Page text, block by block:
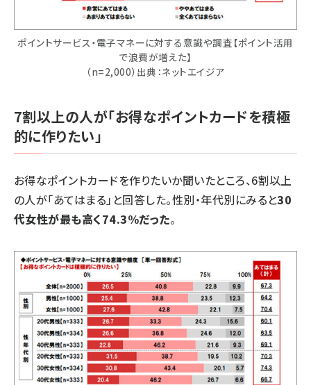
ポイントサービス・電子マネーに対する意識や調査【ポイント活用
で浪費が増えた】
（n=2,000）出典：ネットエイジア
7割以上の人が「お得なポイントカードを積極
的に作りたい」
お得なポイントカードを作りたいか聞いたところ、6割以上
の人が「あてはまる」と回答した。性別・年代別にみると30
代女性が最も高く74.3%だった。